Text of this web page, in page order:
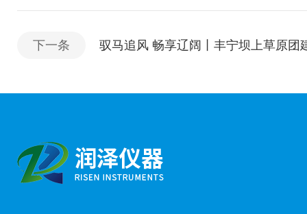
下一条 驭马追风 畅享辽阔丨丰宁坝上草原团